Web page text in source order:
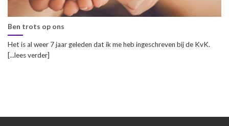
Ben trots op ons
Het is al weer 7 jaar geleden dat ik me heb ingeschreven bij de KvK.
[...lees verder]